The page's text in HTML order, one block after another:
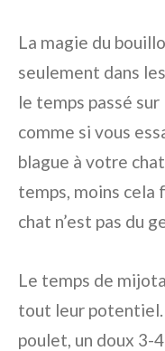
La magie du
seulement dans
le temps passé sur
comme si vous
blague à votre
temps, moins cela
chat n’est pas du
Le temps de
tout leur potentiel.
poulet, un doux 3-